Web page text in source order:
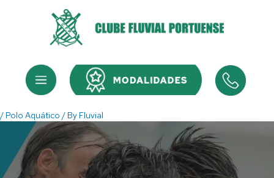
Menu Menu
/ Polo Aquático / By Fluvial